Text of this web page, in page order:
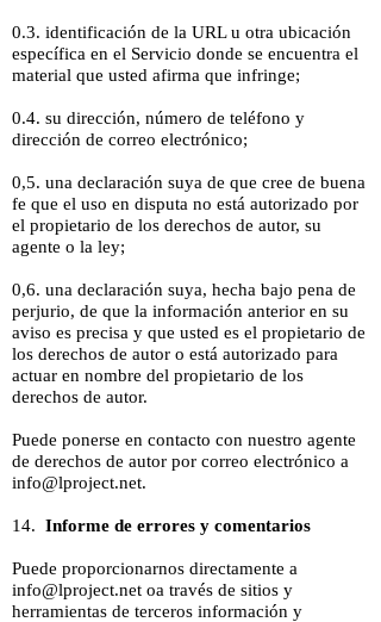
0.3. identificación de la URL u otra ubicación
específica en el Servicio donde se encuentra el
material que usted afirma que infringe;
0.4. su dirección, número de teléfono y
dirección de correo electrónico;
0,5. una declaración suya de que cree de buena
fe que el uso en disputa no está autorizado por
el propietario de los derechos de autor, su
agente o la ley;
0,6. una declaración suya, hecha bajo pena de
perjurio, de que la información anterior en su
aviso es precisa y que usted es el propietario de
los derechos de autor o está autorizado para
actuar en nombre del propietario de los
derechos de autor.
Puede ponerse en contacto con nuestro agente
de derechos de autor por correo electrónico a
info@lproject.net.
14. Informe de errores y comentarios
Puede proporcionarnos directamente a
info@lproject.net oa través de sitios y
herramientas de terceros información y